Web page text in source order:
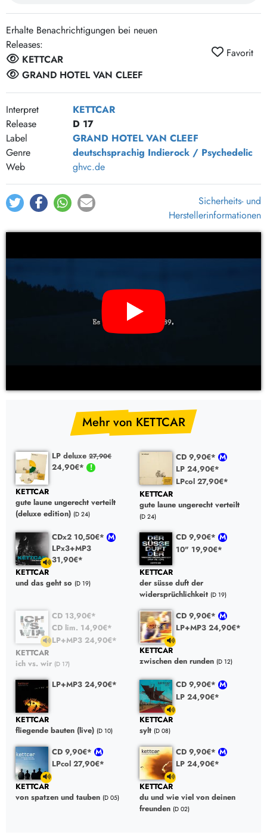
Das Gegenteil der Angst
Mit der Stimme eines Irren
3:56
Den Revolver entsichern
Erhalte Benachrichtigungen bei neuen
Releases:
KETTCAR
GRAND HOTEL VAN CLEEF
Favorit
Interpret
KETTCAR
Release
D 17
Label
GRAND HOTEL VAN CLEEF
Genre
deutschsprachig Indierock / Psychedelic
Web
ghvc.de
Sicherheits- und
Herstellerinformationen
YouTube Video: KETTCAR – ich vs. wir (CD, LP Vinyl)
Mehr von KETTCAR
LP deluxe27,90€
24,90€*
KETTCAR
gute laune ungerecht verteilt
(deluxe edition) (D 24)
CD 9,90€*
LP 24,90€*
LPcol 27,90€*
KETTCAR
gute laune ungerecht verteilt
(D 24)
CDx2 10,50€*
LPx3+MP3
31,90€*
KETTCAR
und das geht so (D 19)
CD 9,90€*
10" 19,90€*
KETTCAR
der süsse duft der
widersprüchlichkeit (D 19)
CD 13,90€*
CD lim. 14,90€*
LP+MP3 24,90€*
KETTCAR
ich vs. wir (D 17)
CD 9,90€*
LP+MP3 24,90€*
KETTCAR
zwischen den runden (D 12)
LP+MP3 24,90€*
KETTCAR
fliegende bauten (live) (D 10)
CD 9,90€*
LP 24,90€*
KETTCAR
sylt (D 08)
CD 9,90€*
LPcol 27,90€*
KETTCAR
von spatzen und tauben (D 05)
CD 9,90€*
LP 24,90€*
KETTCAR
du und wie viel von deinen
freunden (D 02)